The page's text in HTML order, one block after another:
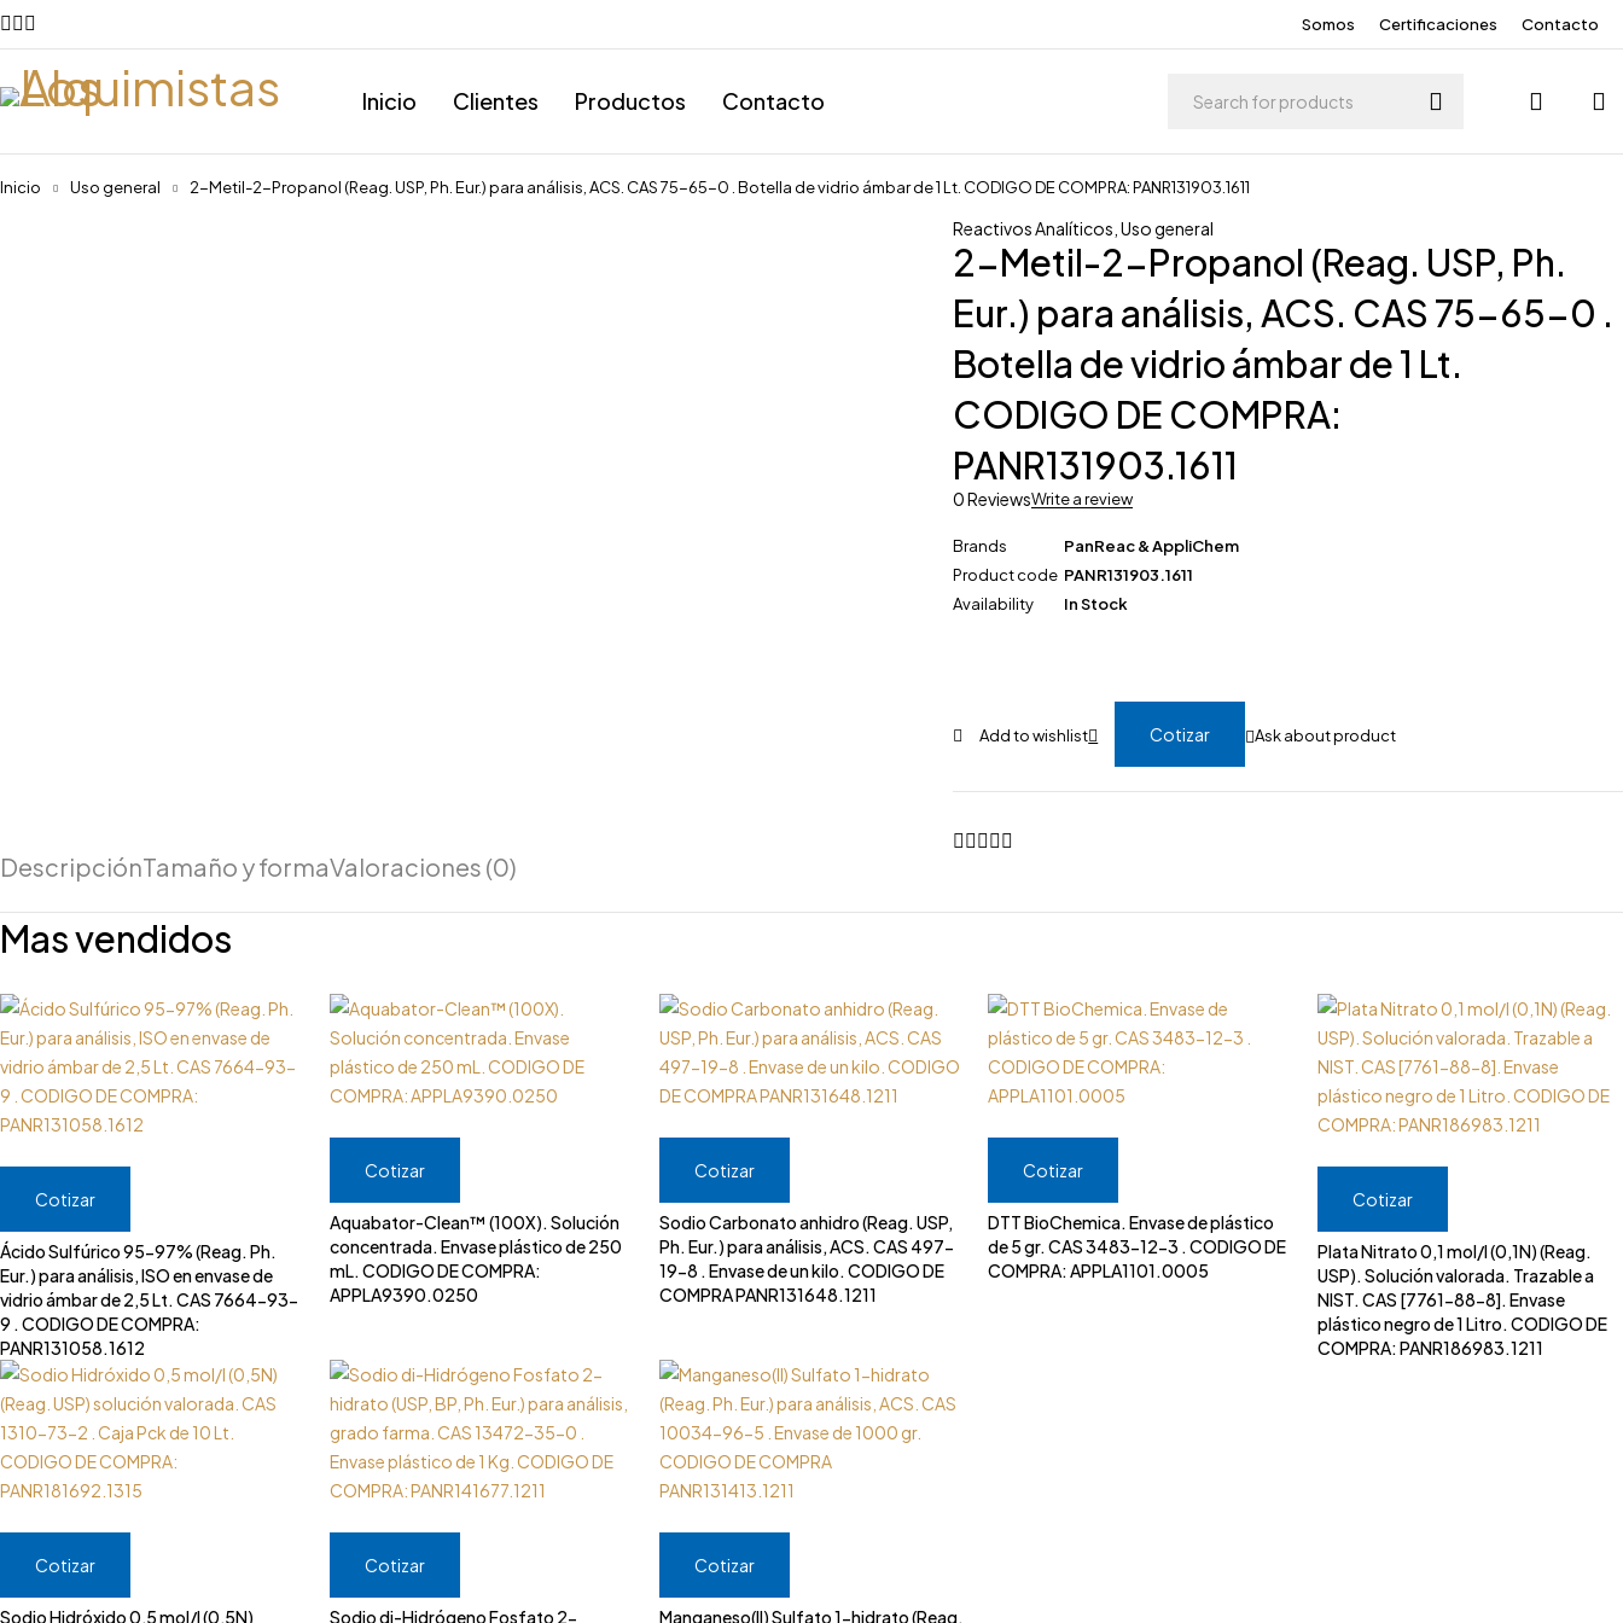
Somos Certificaciones Contacto
Inicio Clientes Productos Contacto
Inicio Uso general 2-Metil-2-Propanol (Reag. USP, Ph. Eur.) para análisis, ACS. CAS 75-65-0 . Botella de vidrio ámbar de 1 Lt. CODIGO DE COMPRA: PANR131903.1611
Reactivos Analíticos ,Uso general
2-Metil-2-Propanol (Reag. USP, Ph.
Eur.) para análisis, ACS. CAS 75-65-0 .
Botella de vidrio ámbar de 1 Lt.
CODIGO DE COMPRA:
PANR131903.1611
0 ReviewsWrite a review
Brands
PanReac & AppliChem
Product code PANR131903.1611
Availability
In Stock
Cotizar Ask about product
DescripciónTamaño y formaValoraciones (0)
Mas vendidos
Cotizar
Ácido Sulfúrico 95-97% (Reag. Ph.
Eur.) para análisis, ISO en envase de
vidrio ámbar de 2,5 Lt. CAS 7664-93-
9 . CODIGO DE COMPRA:
PANR131058.1612
Cotizar
Aquabator-Clean™ (100X). Solución
concentrada. Envase plástico de 250
mL. CODIGO DE COMPRA:
APPLA9390.0250
Cotizar
Sodio Carbonato anhidro (Reag. USP,
Ph. Eur.) para análisis, ACS. CAS 497-
19-8 . Envase de un kilo. CODIGO DE
COMPRA PANR131648.1211
Cotizar
DTT BioChemica. Envase de plástico
de 5 gr. CAS 3483-12-3 . CODIGO DE
COMPRA: APPLA1101.0005
Cotizar
Plata Nitrato 0,1 mol/l (0,1N) (Reag.
USP). Solución valorada. Trazable a
NIST. CAS [7761-88-8]. Envase
plástico negro de 1 Litro. CODIGO DE
COMPRA: PANR186983.1211
Cotizar
Sodio Hidróxido 0,5 mol/l (0,5N)
Cotizar
Sodio di-Hidrógeno Fosfato 2-
Cotizar
Manganeso(II) Sulfato 1-hidrato (Reag.